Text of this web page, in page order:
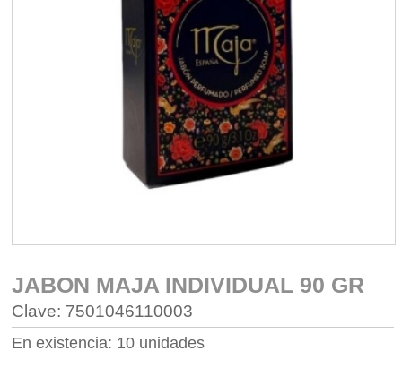
JABON MAJA INDIVIDUAL 90 GR
Clave: 7501046110003
En existencia: 10 unidades